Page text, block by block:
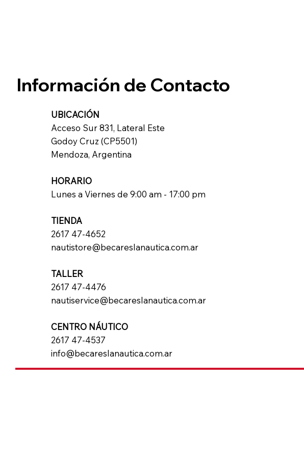
Información de Contacto
UBICACIÓN
Acceso Sur 831, Lateral Este
Godoy Cruz (CP5501)
Mendoza, Argentina
HORARIO
Lunes a Viernes de 9:00 am - 17:00 pm
TIENDA
2617 47-4652
nautistore@becareslanautica.com.ar
TALLER
2617 47-4476
nautiservice@becareslanautica.com.ar
CENTRO NÁUTICO
2617 47-4537
info@becareslanautica.com.ar